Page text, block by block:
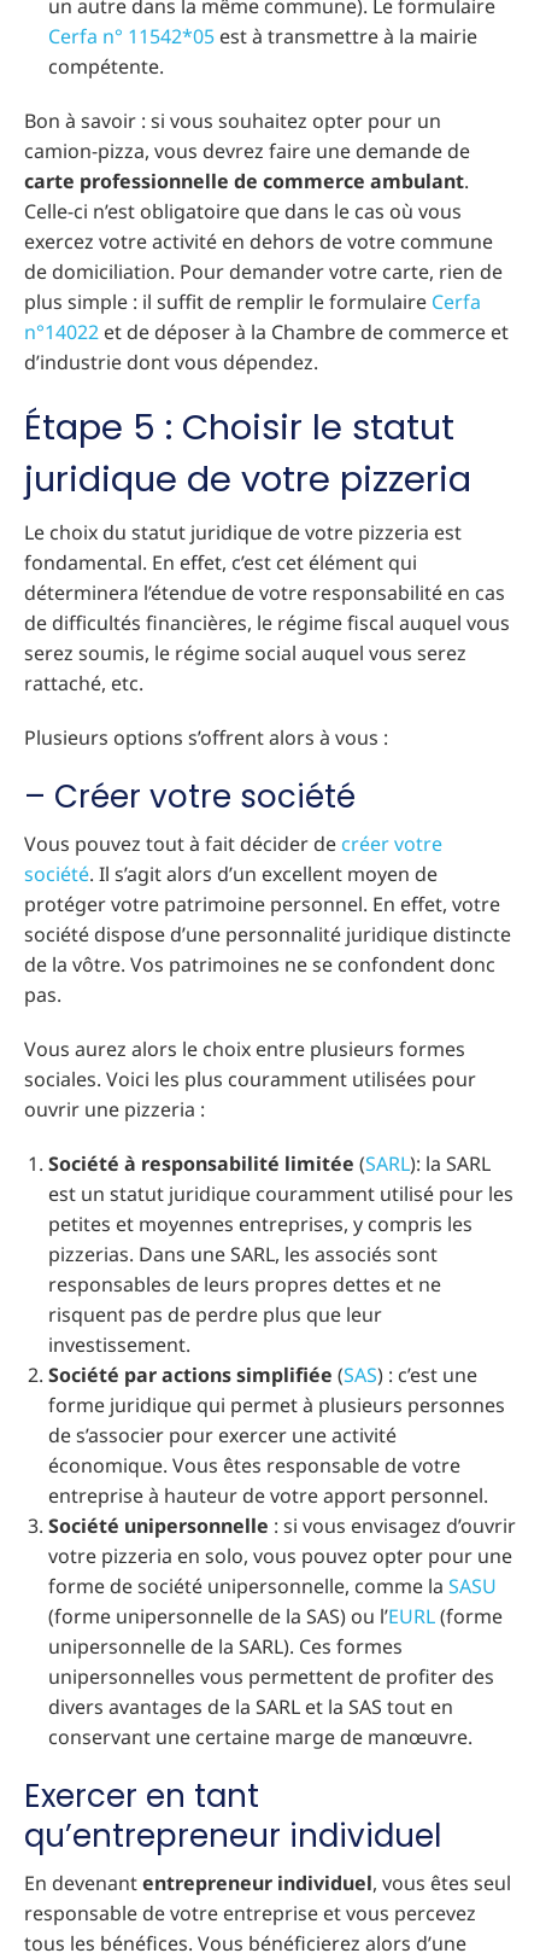
un autre dans la même commune). Le formulaire
Cerfa n° 11542*05 est à transmettre à la mairie
compétente.
Bon à savoir : si vous souhaitez opter pour un
camion-pizza, vous devrez faire une demande de
carte professionnelle de commerce ambulant.
Celle-ci n’est obligatoire que dans le cas où vous
exercez votre activité en dehors de votre commune
de domiciliation. Pour demander votre carte, rien de
plus simple : il suffit de remplir le formulaire Cerfa
n°14022 et de déposer à la Chambre de commerce et
d’industrie dont vous dépendez.
Étape 5 : Choisir le statut
juridique de votre pizzeria
Le choix du statut juridique de votre pizzeria est
fondamental. En effet, c’est cet élément qui
déterminera l’étendue de votre responsabilité en cas
de difficultés financières, le régime fiscal auquel vous
serez soumis, le régime social auquel vous serez
rattaché, etc.
Plusieurs options s’offrent alors à vous :
– Créer votre société
Vous pouvez tout à fait décider de créer votre
société. Il s’agit alors d’un excellent moyen de
protéger votre patrimoine personnel. En effet, votre
société dispose d’une personnalité juridique distincte
de la vôtre. Vos patrimoines ne se confondent donc
pas.
Vous aurez alors le choix entre plusieurs formes
sociales. Voici les plus couramment utilisées pour
ouvrir une pizzeria :
Société à responsabilité limitée (SARL): la SARL
est un statut juridique couramment utilisé pour les
petites et moyennes entreprises, y compris les
pizzerias. Dans une SARL, les associés sont
responsables de leurs propres dettes et ne
risquent pas de perdre plus que leur
investissement.
Société par actions simplifiée (SAS) : c’est une
forme juridique qui permet à plusieurs personnes
de s’associer pour exercer une activité
économique. Vous êtes responsable de votre
entreprise à hauteur de votre apport personnel.
Société unipersonnelle : si vous envisagez d’ouvrir
votre pizzeria en solo, vous pouvez opter pour une
forme de société unipersonnelle, comme la SASU
(forme unipersonnelle de la SAS) ou l’EURL(forme
unipersonnelle de la SARL). Ces formes
unipersonnelles vous permettent de profiter des
divers avantages de la SARL et la SAS tout en
conservant une certaine marge de manœuvre.
Exercer en tant
qu’entrepreneur individuel
En devenantentrepreneur individuel, vous êtes seul
responsable de votre entreprise et vous percevez
tous les bénéfices. Vous bénéficierez alors d’une